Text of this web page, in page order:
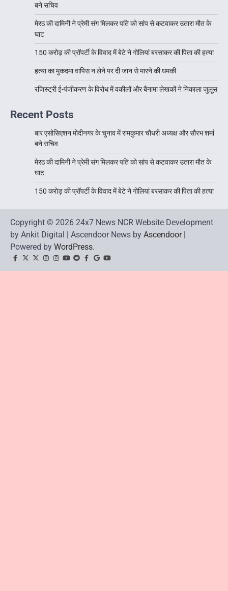
बने सचिव
मेरठ की दामिनी ने प्रेमी संग मिलकर पति को सांप से कटवाकर उतारा मौत के
घाट
150 करोड़ की प्रॉपर्टी के विवाद में बेटे ने गोलियां बरसाकर की पिता की हत्या
हत्या का मुकदमा वापिस न लेने पर दी जान से मारने की धमकी
रजिस्ट्री ई-पंजीकरण के विरोध में वकीलों और बैनामा लेखकों ने निकाला जुलूस
Recent Posts
बार एसोसिएशन मोदीनगर के चुनाव में रामकुमार चौधरी अध्यक्ष और सौरभ शर्मा
बने सचिव
मेरठ की दामिनी ने प्रेमी संग मिलकर पति को सांप से कटवाकर उतारा मौत के
घाट
150 करोड़ की प्रॉपर्टी के विवाद में बेटे ने गोलियां बरसाकर की पिता की हत्या
Copyright © 2026 24x7 News NCR Website Development
by Ankit Digital | Ascendoor News by Ascendoor|
Powered by WordPress.
facebook
Twitter
twitterInstagram
instagram
YouTube
redditFacebook
googleyoutube